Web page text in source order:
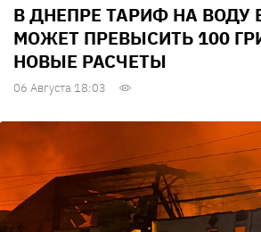
В ДНЕПРЕ ТАРИФ НА ВОДУ
МОЖЕТ ПРЕВЫСИТЬ 100
НОВЫЕ РАСЧЕТЫ
06 Августа 18:03